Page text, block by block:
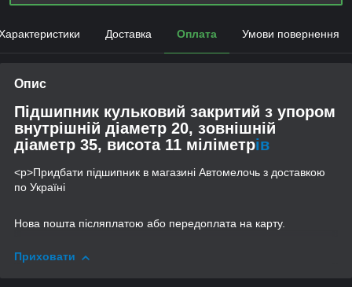
Доставка Оплата Умови повернення
Опис
Підшипник кульковий закритий з упором
внутрішній діаметр 20, зовнішній
діаметр 35, висота 11 міліметрів
<p>Придбати підшипник в магазині Автомелочь з доставкою
по Україні
Нова пошта післяплатою або передоплата на карту.
Приховати